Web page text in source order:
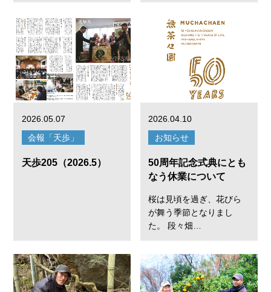
2026.05.07
会報「天歩」
天歩205（2026.5）
2026.04.10
お知らせ
50周年記念式典にとも
なう休業について
桜は見頃を過ぎ、花びら
が舞う季節となりまし
た。 段々畑…